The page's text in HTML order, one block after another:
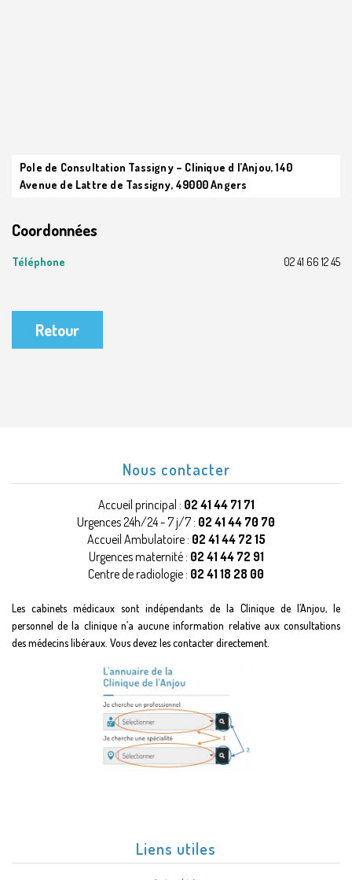
Pole de Consultation Tassigny – Clinique d l’Anjou, 140
Avenue de Lattre de Tassigny, 49000 Angers
Coordonnées
Téléphone 02 41 66 12 45
Retour
Nous contacter
Accueil principal : 02 41 44 71 71
Urgences 24h/24 - 7 j/7 : 02 41 44 70 70
Accueil Ambulatoire : 02 41 44 72 15
Urgences maternité : 02 41 44 72 91
Centre de radiologie : 02 41 18 28 00
Les cabinets médicaux sont indépendants de la Clinique de l’Anjou, le
personnel de la clinique n’a aucune information relative aux consultations
des médecins libéraux. Vous devez les contacter directement.
Liens utiles